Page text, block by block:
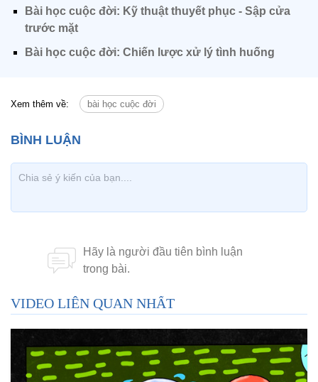
Bài học cuộc đời: Kỹ thuật thuyết phục - Sập cửa
trước mặt
Bài học cuộc đời: Chiến lược xử lý tình huống
Xem thêm về: bài học cuộc đời
VIDEO LIÊN QUAN NHẤT